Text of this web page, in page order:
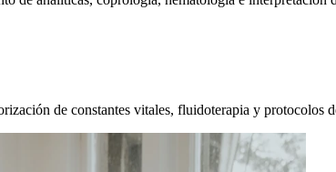
de constantes vitales, fluidoterapia y protocolos